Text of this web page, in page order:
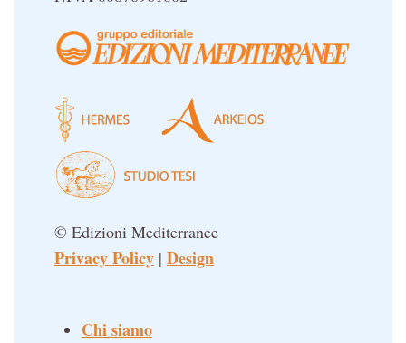
© Edizioni Mediterranee
Privacy Policy | Design
Chi siamo